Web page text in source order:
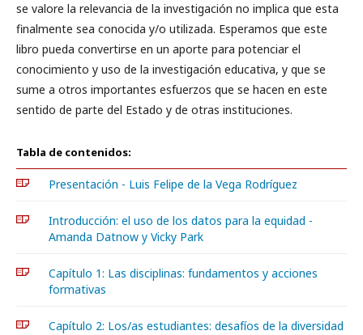
se valore la relevancia de la investigación no implica que esta
finalmente sea conocida y/o utilizada. Esperamos que este
libro pueda convertirse en un aporte para potenciar el
conocimiento y uso de la investigación educativa, y que se
sume a otros importantes esfuerzos que se hacen en este
sentido de parte del Estado y de otras instituciones.
Tabla de contenidos:
Presentación - Luis Felipe de la Vega Rodríguez
Introducción: el uso de los datos para la equidad -
Amanda Datnow y Vicky Park
Capítulo 1: Las disciplinas: fundamentos y acciones
formativas
Capítulo 2: Los/as estudiantes: desafíos de la diversidad